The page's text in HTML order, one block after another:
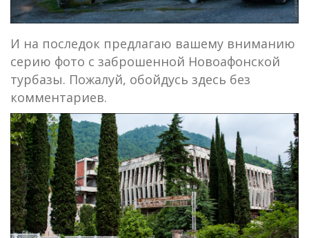
И на последок предлагаю вашему вниманию
серию фото с заброшенной Новоафонской
турбазы. Пожалуй, обойдусь здесь без
комментариев.